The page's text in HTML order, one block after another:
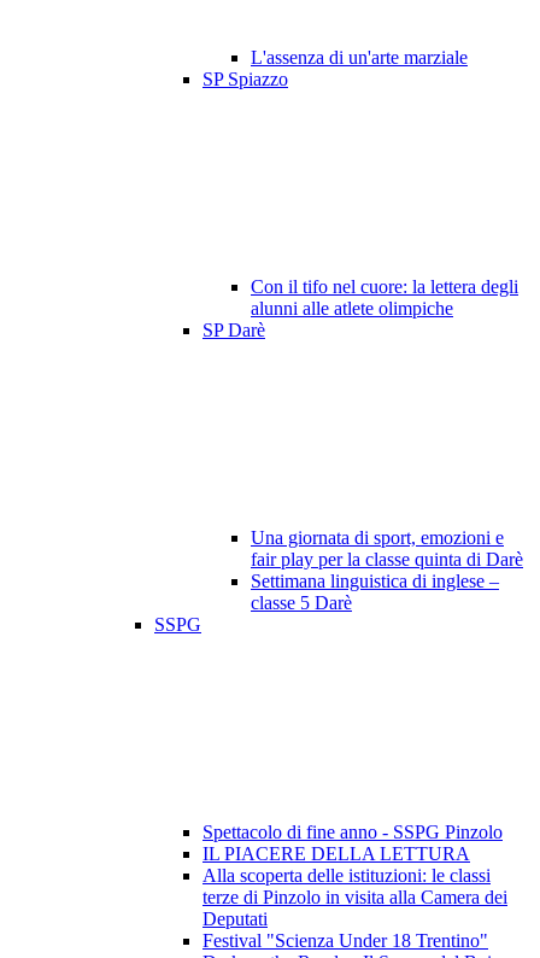
L'assenza di un'arte marziale
SP Spiazzo
Con il tifo nel cuore: la lettera degli
alunni alle atlete olimpiche
SP Darè
Una giornata di sport, emozioni e
fair play per la classe quinta di Darè
Settimana linguistica di inglese –
classe 5 Darè
SSPG
Spettacolo di fine anno - SSPG Pinzolo
IL PIACERE DELLA LETTURA
Alla scoperta delle istituzioni: le classi
terze di Pinzolo in visita alla Camera dei
Deputati
Festival "Scienza Under 18 Trentino"